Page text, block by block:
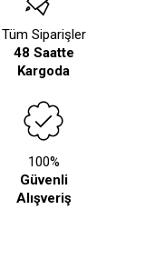
Tüm Siparişler
48 Saatte
Kargoda
100%
Güvenli
Alışveriş